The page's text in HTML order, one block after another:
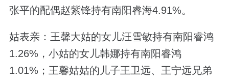
张平的配偶赵紫锋持有南阳睿海4.91%。
姑表亲：王馨大姑的女儿汪雪敏持有南阳睿鸿
1.26%，小姑的女儿韩娜持有南阳睿鸿
1.01%；王馨姑姑的儿子王卫远、王宁远兄弟